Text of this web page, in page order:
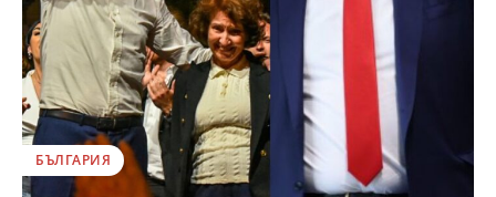
БЪЛГАРИЯ